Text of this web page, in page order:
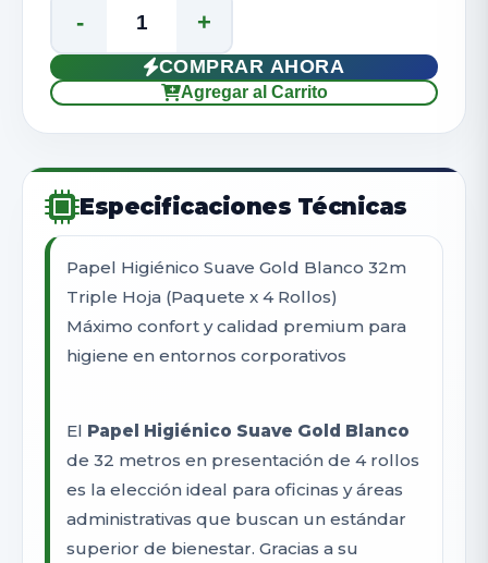
- +
Agregar al Carrito
COMPRAR AHORA
Especificaciones Técnicas
Papel Higiénico Suave Gold Blanco 32m
Triple Hoja (Paquete x 4 Rollos)
Máximo confort y calidad premium para
higiene en entornos corporativos
El Papel Higiénico Suave Gold Blanco
de 32 metros en presentación de 4 rollos
es la elección ideal para oficinas y áreas
administrativas que buscan un estándar
superior de bienestar. Gracias a su